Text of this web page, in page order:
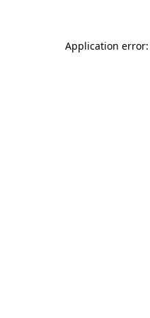
Application